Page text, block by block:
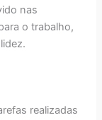
nas
o trabalho,
realizadas